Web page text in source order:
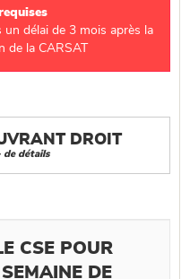
délai de 3 mois après la
la CARSAT
DROIT
de détails
CSE POUR
DE